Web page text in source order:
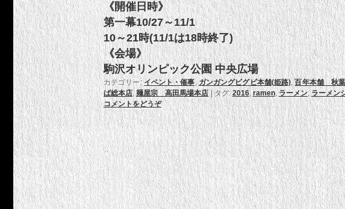
《開催日時》
第一幕10/27～11/1
10～21時(11/1は18時終了)
《会場》
駒沢オリンピック公園 中央広場
カテゴリー: イベント・催事,ガンガングビグビ本舗(姫路),百年本舗 秋
ば総本店,麺屋宗 高田馬場本店 |タグ: 2016,ramen,ラーメン,ラーメン
コメントをどうぞ